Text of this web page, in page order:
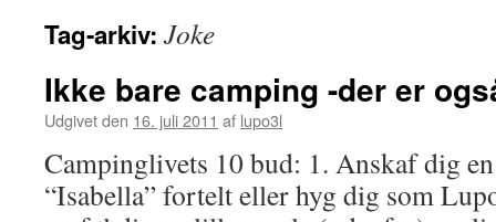
Tag-arkiv: Joke
Ikke bare camping -der er
Udgivet den 16. juli 2011 af lupo3l
Campinglivets 10 bud: 1. Anskaf dig
“Isabella” fortelt eller hyg dig som